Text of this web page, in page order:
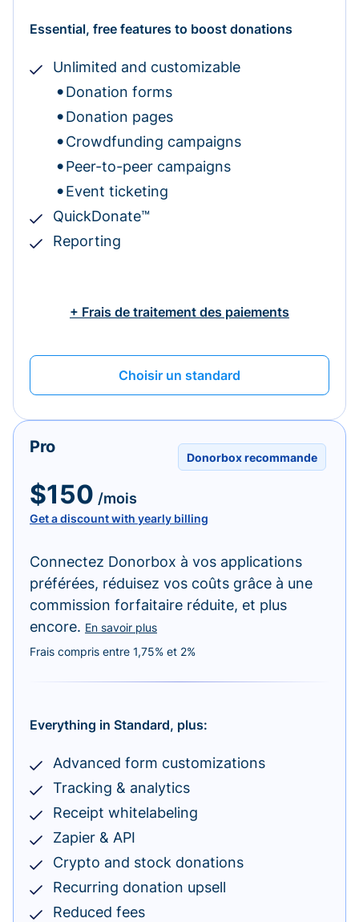
Essential, free features to boost donations
Unlimited and customizable
Donation forms
Donation pages
Crowdfunding campaigns
Peer-to-peer campaigns
Event ticketing
QuickDonate™
Reporting
+ Frais de traitement des paiements
Choisir un standard
Donorbox recommande
Pro
$150 /mois
Get a discount with yearly billing
Connectez Donorbox à vos applications
préférées, réduisez vos coûts grâce à une
commission forfaitaire réduite, et plus
encore. En savoir plus
Frais compris entre 1,75% et 2%
Everything in Standard, plus:
Advanced form customizations
Tracking & analytics
Receipt whitelabeling
Zapier & API
Crypto and stock donations
Recurring donation upsell
Reduced fees